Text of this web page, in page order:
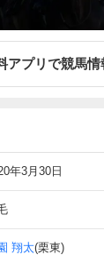
アプリで競馬
年3月30日
翔太(栗東)